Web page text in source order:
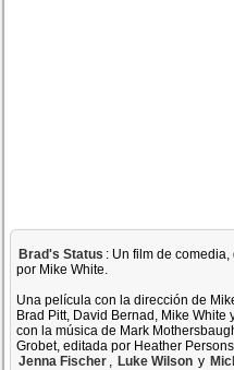
Brad's Status : Un film de
por Mike White.
Una película con la dirección de
Brad Pitt, David Bernad, Mike
con la música de Mark
Grobet, editada por Heather
Jenna Fischer , Luke Wilson y